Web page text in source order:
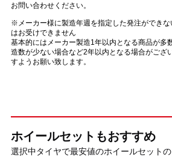
お問い合わせください。
※メーカー様に製造年週を指定した発注ができ
はお受けできません
基本的にはメーカー製造1年以内となる商品が多
造数が少ない場合など2年以内となる場合がござ
すようお願い致します。
ホイールセットもおすすめ
選択中タイヤで最安値のホイールセット